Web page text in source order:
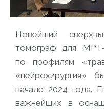
Новейший
томограф для МРТ-
по профилям
«нейрохирургия»
начале 2024 года.
важнейших в